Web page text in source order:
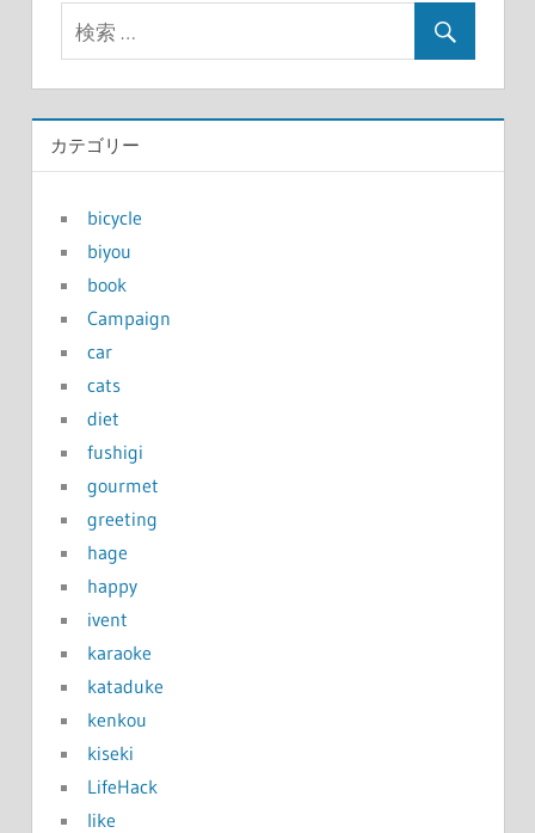
カテゴリー
bicycle
biyou
book
Campaign
car
cats
diet
fushigi
gourmet
greeting
hage
happy
ivent
karaoke
kataduke
kenkou
kiseki
LifeHack
like